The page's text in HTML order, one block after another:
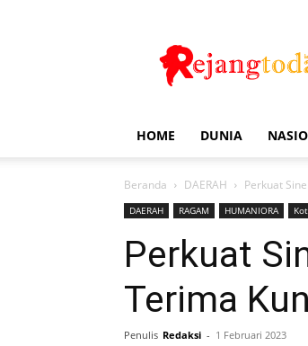
HOME DUNIA
Beranda DAERAH Perkuat
DAERAH RAGAM HUMANIORA
Perkuat
Terima
Penulis Redaksi - 1 Februari 2023